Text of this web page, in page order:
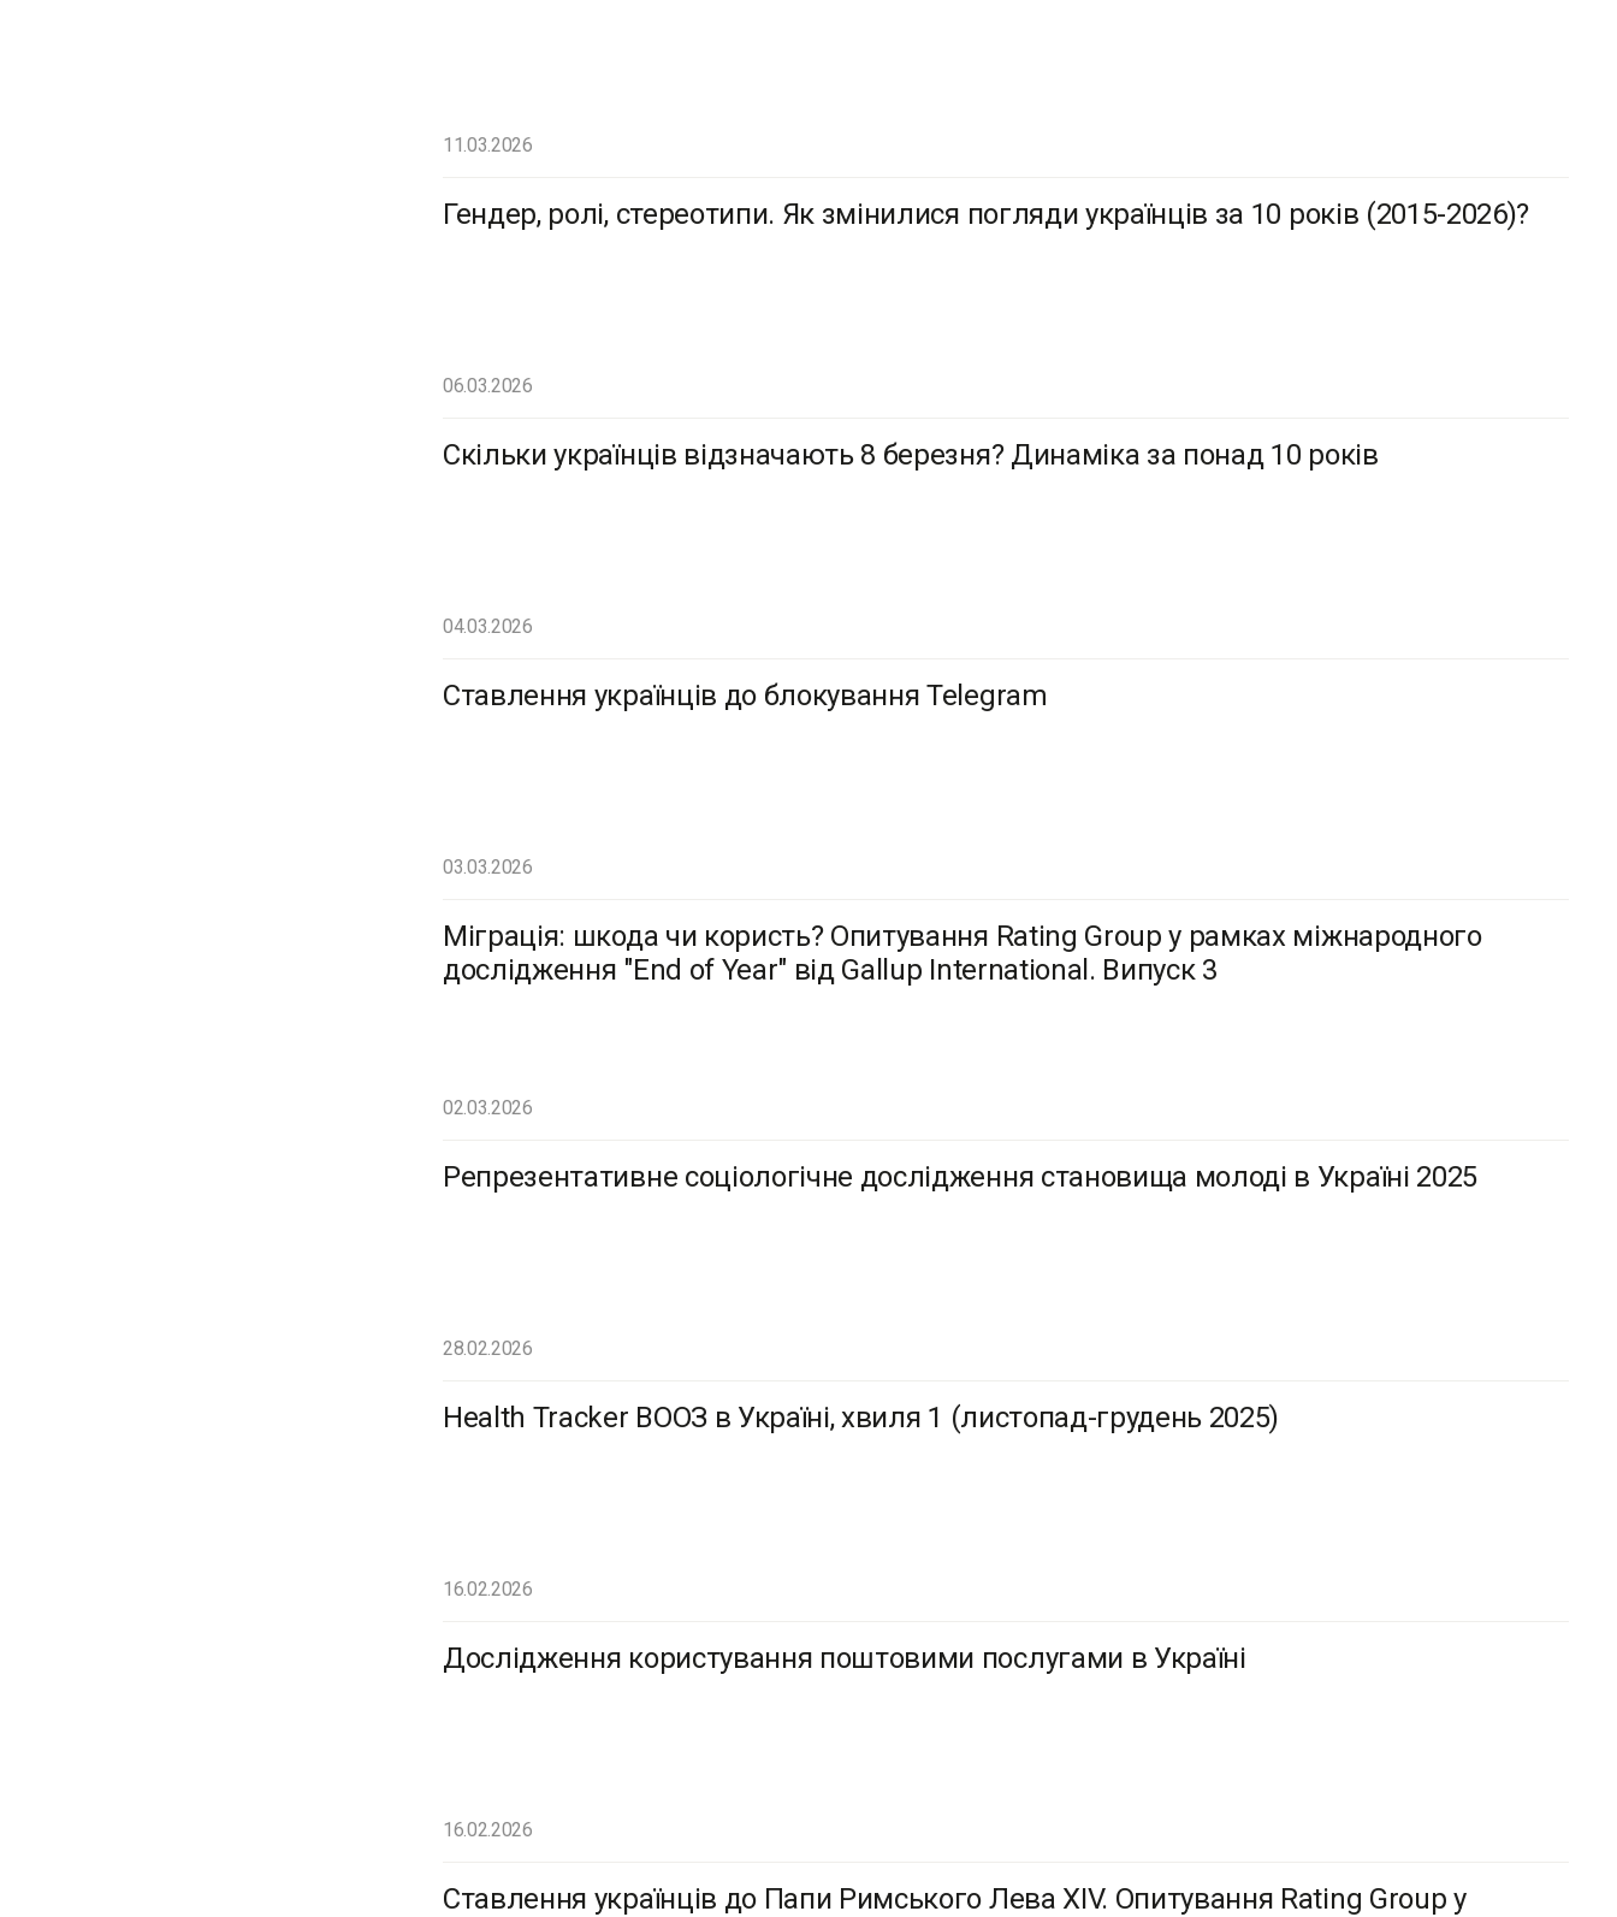
11.03.2026
Гендер, ролі, стереотипи. Як змінилися погляди українців за 10 років (2015-2026)?
06.03.2026
Скільки українців відзначають 8 березня? Динаміка за понад 10 років
04.03.2026
Ставлення українців до блокування Telegram
03.03.2026
Міграція: шкода чи користь? Опитування Rating Group у рамках міжнародного
дослідження "End of Year" від Gallup International. Випуск 3
02.03.2026
Репрезентативне соціологічне дослідження становища молоді в Україні 2025
28.02.2026
Health Tracker ВООЗ в Україні, хвиля 1 (листопад-грудень 2025)
16.02.2026
Дослідження користування поштовими послугами в Україні
16.02.2026
Ставлення українців до Папи Римського Лева XIV. Опитування Rating Group у